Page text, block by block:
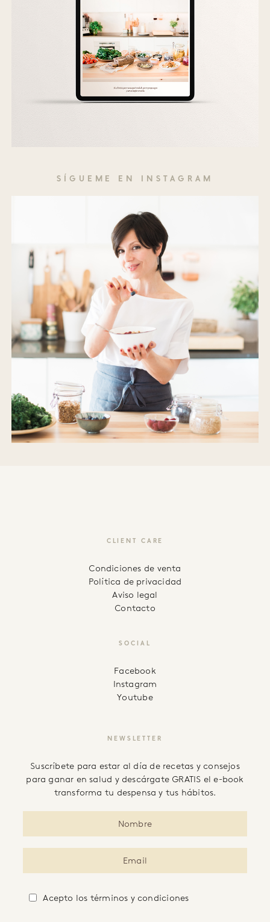
SÍGUEME EN INSTAGRAM
CLIENT CARE
Condiciones de venta
Política de privacidad
Aviso legal
Contacto
SOCIAL
facebook
instagram
youtube
NEWSLETTER
Suscríbete para estar al día de recetas y consejos
para ganar en salud y descárgate GRATIS el e-book
transforma tu despensa y tus hábitos.
Acepto los términos y condiciones